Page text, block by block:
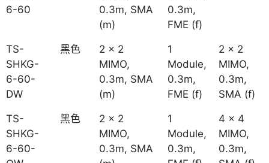
6-60
0.3m, SMA
(m)
0.3m,
FME (f)
TS-
SHKG-
6-60-
DW
黑色
2 x 2
MIMO,
0.3m, SMA
(m)
1
Module,
0.3m,
FME (f)
2 x 2
MIMO,
0.3m,
SMA (f)
TS-
SHKG-
6-60-
黑色
2 x 2
MIMO,
0.3m, SMA
1
Module,
0.3m,
4 x 4
MIMO,
0.3m,